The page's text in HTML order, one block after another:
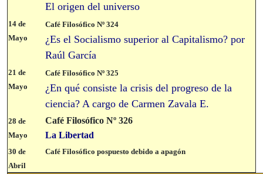
El origen del universo
14 de
Mayo
Café Filosófico Nº 324
¿Es el Socialismo superior al Capitalismo? por
Raúl García
21 de
Mayo
Café Filosófico Nº 325
¿En qué consiste la crisis del progreso de la
ciencia? A cargo de Carmen Zavala E.
28 de
Mayo
Café Filosófico Nº 326
La Libertad
30 de
Abril
Café Filosófico pospuesto debido a apagón